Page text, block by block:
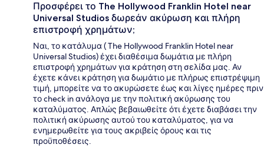
Προσφέρει το The Hollywood Franklin Hotel near
Universal Studios δωρεάν ακύρωση και πλήρη
επιστροφή χρημάτων;
Ναι, το κατάλυμα ( The Hollywood Franklin Hotel near
Universal Studios) έχει διαθέσιμα δωμάτια με πλήρη
επιστροφή χρημάτων για κράτηση στη σελίδα μας. Αν
έχετε κάνει κράτηση για δωμάτιο με πλήρως επιστρέψιμη
τιμή, μπορείτε να το ακυρώσετε έως και λίγες ημέρες πριν
το check in ανάλογα με την πολιτική ακύρωσης του
καταλύματος. Απλώς βεβαιωθείτε ότι έχετε διαβάσει την
πολιτική ακύρωσης αυτού του καταλύματος, για να
ενημερωθείτε για τους ακριβείς όρους και τις
προϋποθέσεις.